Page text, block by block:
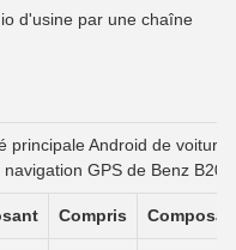
d'usine par une chaîne
principale Android de voiture
GPS de Benz
Compris